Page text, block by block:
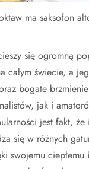
ma saksofon
się ogromną
całym świecie, a
bogate
jak i
jest fakt, że
się w różnych
swojemu ciepłemu